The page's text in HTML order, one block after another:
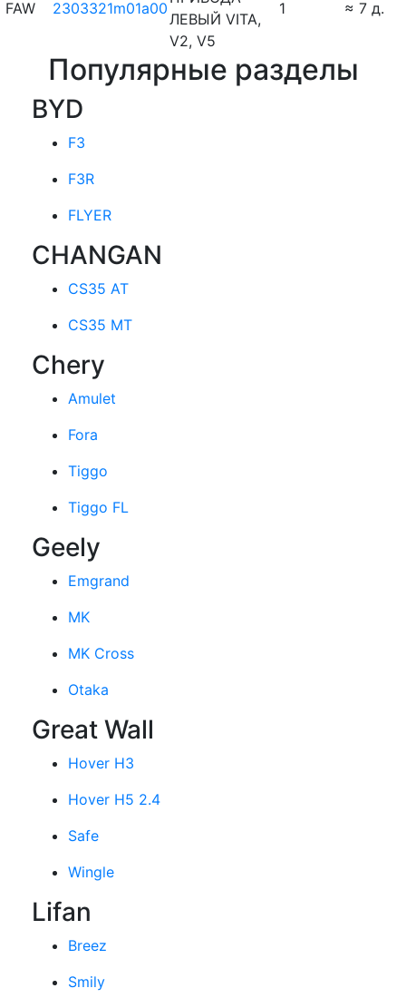
FAW 2303321m01a00
ЛЕВЫЙ VITA,
V2, V5
1 ≈ 7 д.
Популярные разделы
BYD
F3
F3R
FLYER
CHANGAN
CS35 AT
CS35 MT
Chery
Amulet
Fora
Tiggo
Tiggo FL
Geely
Emgrand
MK
MK Cross
Otaka
Great Wall
Hover H3
Hover H5 2.4
Safe
Wingle
Lifan
Breez
Smily